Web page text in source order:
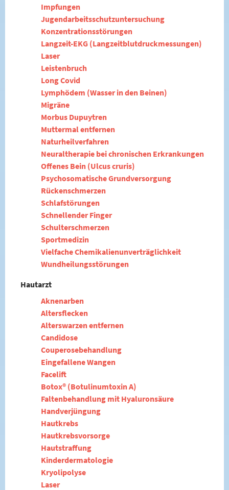
Impfungen
Jugendarbeitsschutzuntersuchung
Konzentrationsstörungen
Langzeit-EKG (Langzeitblutdruckmessungen)
Laser
Leistenbruch
Long Covid
Lymphödem (Wasser in den Beinen)
Migräne
Morbus Dupuytren
Muttermal entfernen
Naturheilverfahren
Neuraltherapie bei chronischen Erkrankungen
Offenes Bein (Ulcus cruris)
Psychosomatische Grundversorgung
Rückenschmerzen
Schlafstörungen
Schnellender Finger
Schulterschmerzen
Sportmedizin
Vielfache Chemikalienunverträglichkeit
Wundheilungsstörungen
Hautarzt
Aknenarben
Altersflecken
Alterswarzen entfernen
Candidose
Couperosebehandlung
Eingefallene Wangen
Facelift
Botox® (Botulinumtoxin A)
Faltenbehandlung mit Hyaluronsäure
Handverjüngung
Hautkrebs
Hautkrebsvorsorge
Hautstraffung
Kinderdermatologie
Kryolipolyse
Laser